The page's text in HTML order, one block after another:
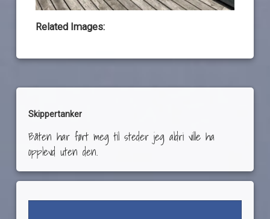
Related Images:
Skippertanker
Båten har ført meg til steder jeg aldri ville ha
opplevd uten den.